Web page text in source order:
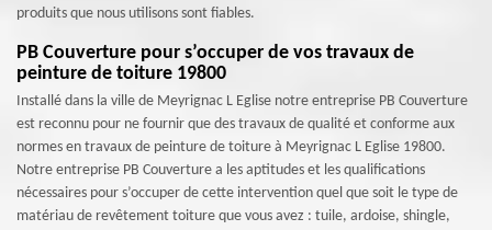
produits que nous utilisons sont fiables.
PB Couverture pour s’occuper de vos travaux de
peinture de toiture 19800
Installé dans la ville de Meyrignac L Eglise notre entreprise PB Couverture
est reconnu pour ne fournir que des travaux de qualité et conforme aux
normes en travaux de peinture de toiture à Meyrignac L Eglise 19800.
Notre entreprise PB Couverture a les aptitudes et les qualifications
nécessaires pour s’occuper de cette intervention quel que soit le type de
matériau de revêtement toiture que vous avez : tuile, ardoise, shingle,